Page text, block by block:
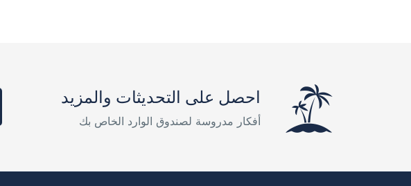
احصل على التحديثات والمزيد
أفكار مدروسة لصندوق الوارد الخاص بك